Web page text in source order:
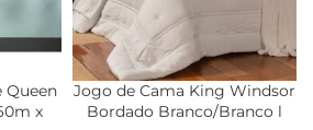
Queen
x
Jogo de Cama King Windsor
Bordado Branco/Branco l